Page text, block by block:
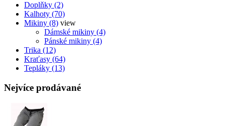
Doplňky (2)
Kalhoty (70)
Mikiny (8) view
Dámské mikiny (4)
Pánské mikiny (4)
Trika (12)
Kraťasy (64)
Tepláky (13)
Nejvíce prodávané